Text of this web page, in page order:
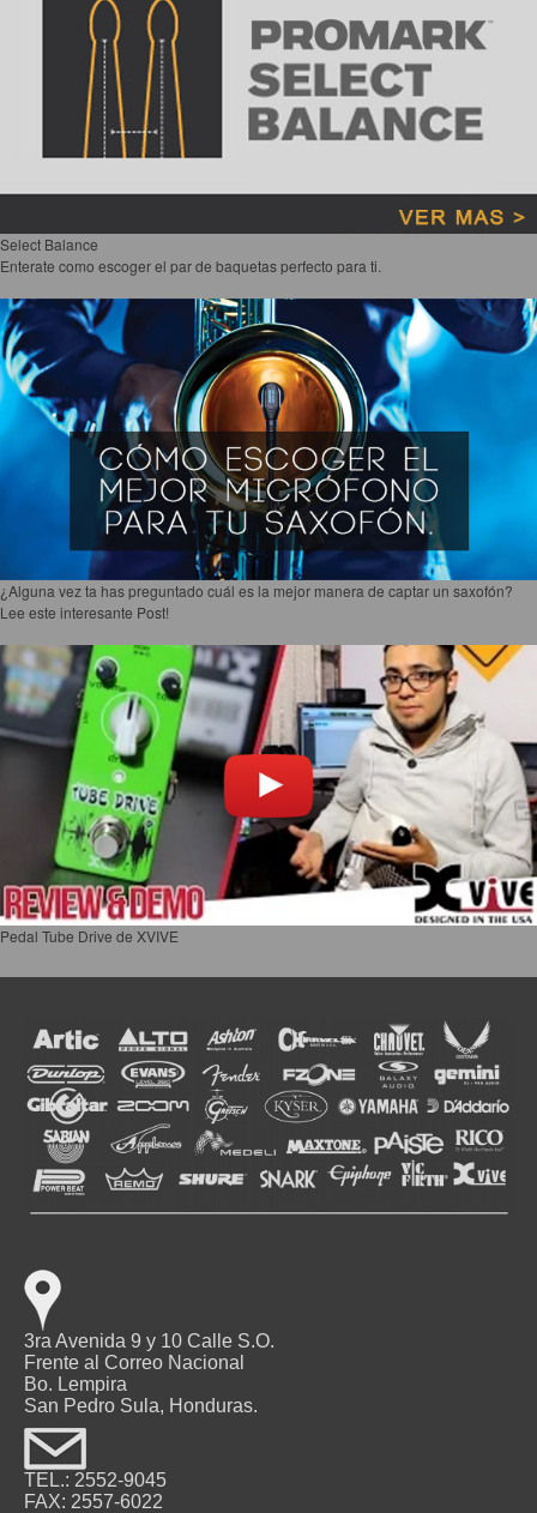
Select Balance
Enterate como escoger el par de baquetas perfecto para ti.
¿Alguna vez ta has preguntado cuál es la mejor manera de captar un saxofón?
Lee este interesante Post!
Pedal Tube Drive de XVIVE
3ra Avenida 9 y 10 Calle S.O.
Frente al Correo Nacional
Bo. Lempira
San Pedro Sula, Honduras.
TEL.: 2552-9045
FAX: 2557-6022